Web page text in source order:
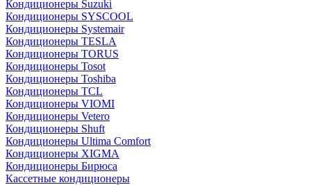
Кондиционеры Suzuki
Кондиционеры SYSCOOL
Кондиционеры Systemair
Кондиционеры TESLA
Кондиционеры TORUS
Кондиционеры Tosot
Кондиционеры Toshiba
Кондиционеры TCL
Кондиционеры VIOMI
Кондиционеры Vetero
Кондиционеры Shuft
Кондиционеры Ultima Comfort
Кондиционеры XIGMA
Кондиционеры Бирюса
Кассетные кондиционеры